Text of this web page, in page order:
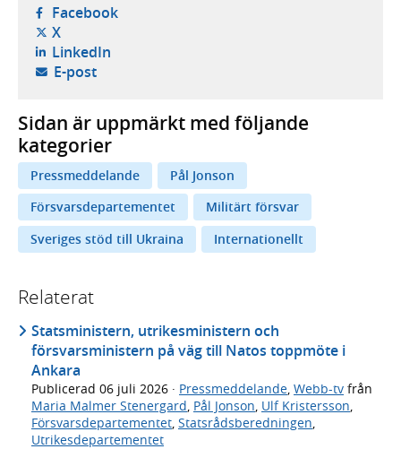
Facebook- öppnas i ny flik, extern webbplats,
X- öppnas i ny flik, extern webbplats,
LinkedIn- öppnas i ny flik, extern webbplats,
E-post- öppnar din e-postklient,
Sidan är uppmärkt med följande
kategorier
Pressmeddelande
Pål Jonson
Försvarsdepartementet
Militärt försvar
Sveriges stöd till Ukraina
Internationellt
Relaterat
Statsministern, utrikesministern och
försvarsministern på väg till Natos toppmöte i
Ankara
Publicerad 06 juli 2026 · Pressmeddelande, Webb-tv från
Maria Malmer Stenergard, Pål Jonson, Ulf Kristersson,
Försvarsdepartementet, Statsrådsberedningen,
Utrikesdepartementet